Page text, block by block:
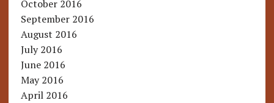
October 2016
September 2016
August 2016
July 2016
June 2016
May 2016
April 2016